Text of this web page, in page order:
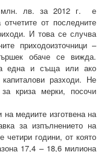
млн. лв. за 2012 г. е
от последните
И това се случва
приходоизточници –
обаче се вижда.
една и съща или ако
разходи. Не
криза мерки, посочи
медиите изготвена на
за изпълнението на
четири години, от която
17,4 – 18,6 милиона